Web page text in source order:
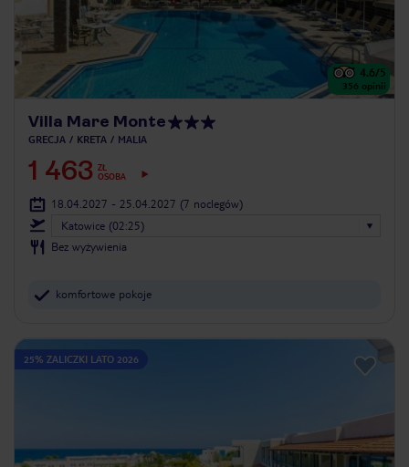
4.6/5
356 opinii
Villa Mare Monte
GRECJA KRETA MALIA
1 463 ZŁ
OSOBA
18.04.2027 - 25.04.2027 (7 noclegów)
Katowice (02:25)
Bez wyżywienia
komfortowe pokoje
25% ZALICZKI LATO 2026